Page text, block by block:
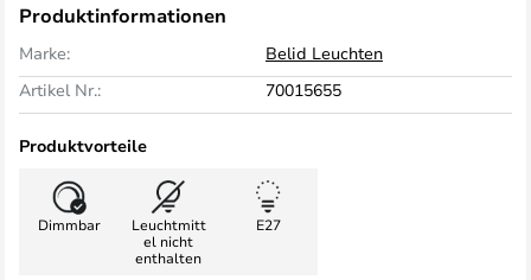
Produktinformationen
Marke:
Belid Leuchten
Artikel Nr.:
70015655
Produktvorteile
Dimmbar
Leuchtmitt
el nicht
enthalten
E27